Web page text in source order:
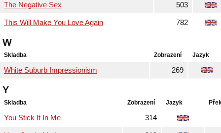
The Negative Sex 503
This Will Make You Love Again 782
W
Skladba Zobrazení Jazyk
White Suburb Impressionism 269
Y
Skladba Zobrazení Jazyk
You Stick It In Me 314